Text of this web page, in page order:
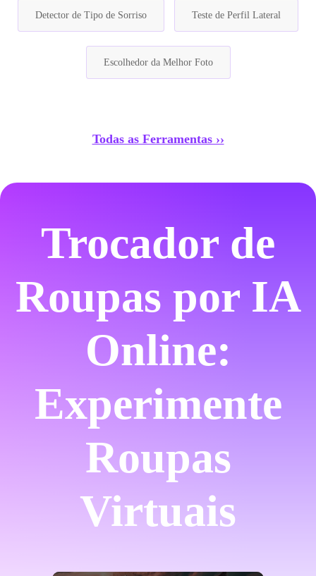
Detector de Tipo de Sorriso Teste de Perfil Lateral
Escolhedor da Melhor Foto
Todas as Ferramentas ››
Trocador de
Roupas por IA
Online:
Experimente
Roupas
Virtuais